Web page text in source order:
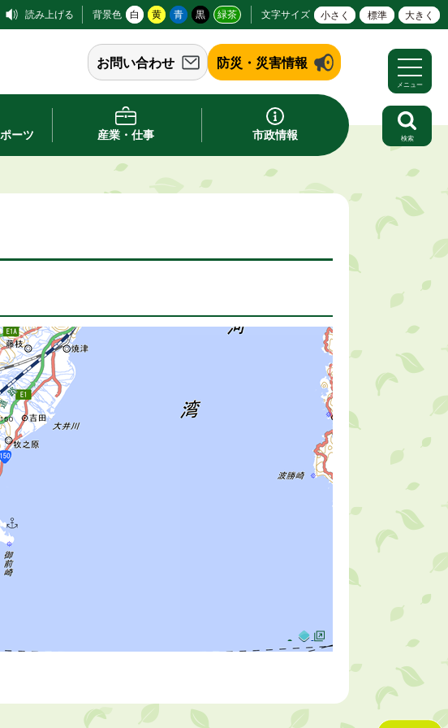
読み上げる 背景色 白 黄 青 黒 緑茶 文字サイズ 小さく 標準 大きく
お問い合わせ 防災・災害情報
ーツ 産業・仕事 市政情報
メニュー
検索